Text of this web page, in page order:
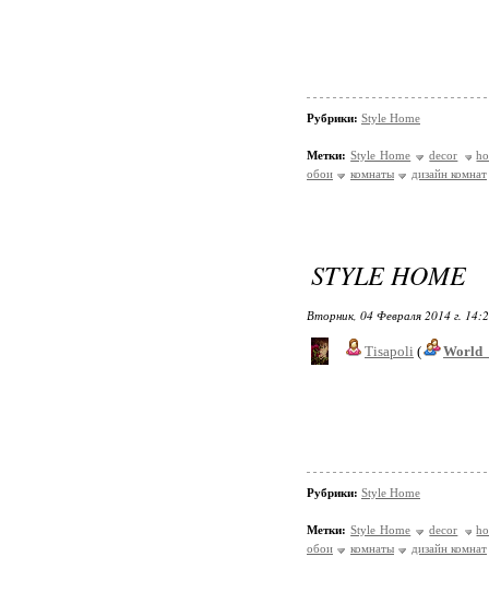
Рубрики: Style Home
Метки: Style Home decor
обои
комнаты дизайн комнат
STYLE HOME
Вторник, 04 Февраля 2014 г.
Tisapoli (
Рубрики: Style Home
Метки: Style Home decor
обои
комнаты дизайн комнат